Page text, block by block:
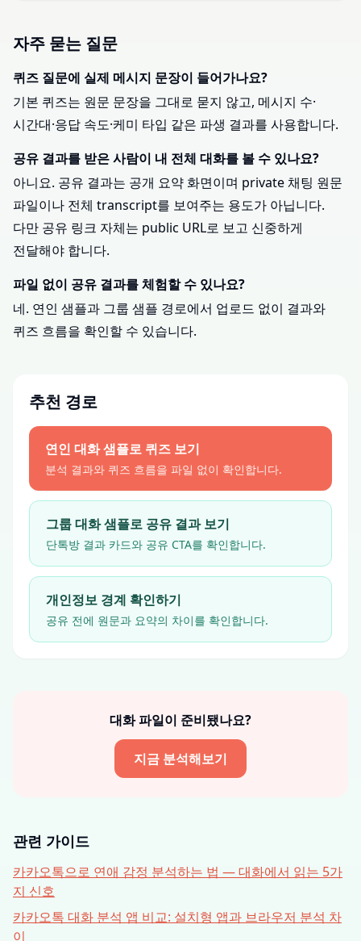
자주 묻는 질문
퀴즈 질문에 실제 메시지 문장이 들어가나요?
기본 퀴즈는 원문 문장을 그대로 묻지 않고, 메시지 수·
시간대·응답 속도·케미 타입 같은 파생 결과를 사용합니다.
공유 결과를 받은 사람이 내 전체 대화를 볼 수 있나요?
아니요. 공유 결과는 공개 요약 화면이며 private 채팅 원문
파일이나 전체 transcript를 보여주는 용도가 아닙니다.
다만 공유 링크 자체는 public URL로 보고 신중하게
전달해야 합니다.
파일 없이 공유 결과를 체험할 수 있나요?
네. 연인 샘플과 그룹 샘플 경로에서 업로드 없이 결과와
퀴즈 흐름을 확인할 수 있습니다.
추천 경로
연인 대화 샘플로 퀴즈 보기
분석 결과와 퀴즈 흐름을 파일 없이 확인합니다.
그룹 대화 샘플로 공유 결과 보기
단톡방 결과 카드와 공유 CTA를 확인합니다.
개인정보 경계 확인하기
공유 전에 원문과 요약의 차이를 확인합니다.
대화 파일이 준비됐나요?
지금 분석해보기
관련 가이드
카카오톡으로 연애 감정 분석하는 법 — 대화에서 읽는 5가
지 신호
카카오톡 대화 분석 앱 비교: 설치형 앱과 브라우저 분석 차
이